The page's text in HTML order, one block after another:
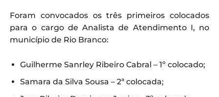
Foram convocados os três primeiros colocados
para o cargo de Analista de Atendimento I, no
município de Rio Branco:
Guilherme Sanrley Ribeiro Cabral – 1º colocado;
Samara da Silva Sousa – 2ª colocada;